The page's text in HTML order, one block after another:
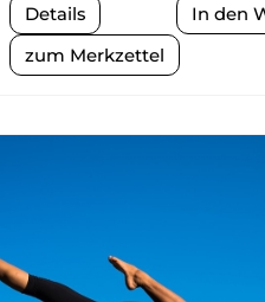
Details
zum Merkzettel